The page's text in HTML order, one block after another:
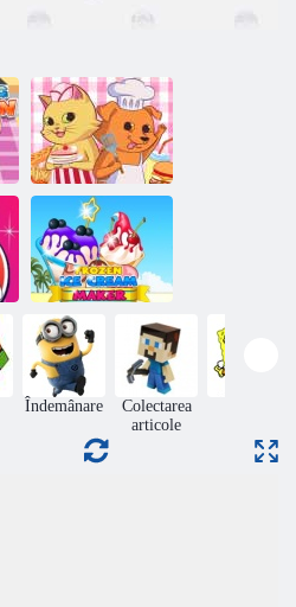
Bucătarii Zoo
Produs de
înghețată
înghețată
Îndemânare
Colectarea
articole